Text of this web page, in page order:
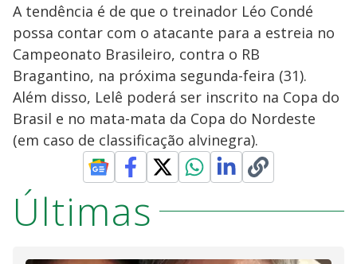
A tendência é de que o treinador Léo Condé
possa contar com o atacante para a estreia no
Campeonato Brasileiro, contra o RB
Bragantino, na próxima segunda-feira (31).
Além disso, Lelê poderá ser inscrito na Copa do
Brasil e no mata-mata da Copa do Nordeste
(em caso de classificação alvinegra).
Últimas